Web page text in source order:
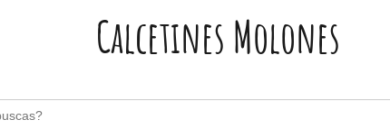
Calcetines Molones